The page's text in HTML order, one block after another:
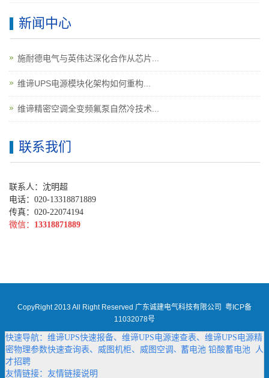
新闻中心
施耐德电气与英伟达深化合作从芯片...
维谛UPS电源模块化架构如何重构...
维谛精密空调全变频氟泵自然冷技术...
联系我们
联系人：沈明超
电话：020-13318871889
传真：020-22074194
微信： 13318871889
CopyRight 2013 All Right Reserved 广东诚建电气科技有限公司 粤ICP备
11032078号
快速导航： 维谛UPS快速报备、 维谛UPS电源速查表、 维谛UPS电源精
密物理参数快速查询表、 威图机柜、 威图空调、 蓄电池 铅酸蓄电池 人
才招聘
友情链接： 友情链接说明